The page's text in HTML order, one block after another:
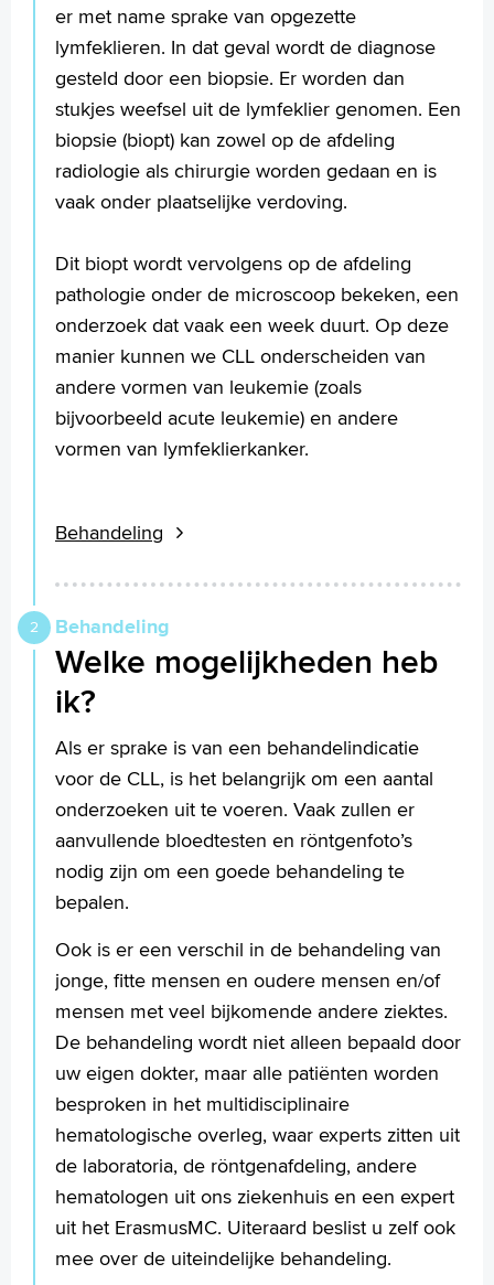
er met name sprake van opgezette
lymfeklieren. In dat geval wordt de diagnose
gesteld door een biopsie. Er worden dan
stukjes weefsel uit de lymfeklier genomen. Een
biopsie (biopt) kan zowel op de afdeling
radiologie als chirurgie worden gedaan en is
vaak onder plaatselijke verdoving.
Dit biopt wordt vervolgens op de afdeling
pathologie onder de microscoop bekeken, een
onderzoek dat vaak een week duurt. Op deze
manier kunnen we CLL onderscheiden van
andere vormen van leukemie (zoals
bijvoorbeeld acute leukemie) en andere
vormen van lymfeklierkanker.
Behandeling
Behandeling
Welke mogelijkheden heb
ik?
Als er sprake is van een behandelindicatie
voor de CLL, is het belangrijk om een aantal
onderzoeken uit te voeren. Vaak zullen er
aanvullende bloedtesten en röntgenfoto’s
nodig zijn om een goede behandeling te
bepalen.
Ook is er een verschil in de behandeling van
jonge, fitte mensen en oudere mensen en/of
mensen met veel bijkomende andere ziektes.
De behandeling wordt niet alleen bepaald door
uw eigen dokter, maar alle patiënten worden
besproken in het multidisciplinaire
hematologische overleg, waar experts zitten uit
de laboratoria, de röntgenafdeling, andere
hematologen uit ons ziekenhuis en een expert
uit het ErasmusMC. Uiteraard beslist u zelf ook
mee over de uiteindelijke behandeling.